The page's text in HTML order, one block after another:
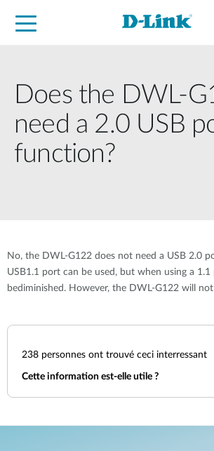
Does the DWL-
need a 2.0 USB
function?
No, the DWL-G122 does not need a USB 2.0
USB1.1 port can be used, but when using a
bediminished. However, the DWL-G122 will
238 personnes ont trouvé ceci interressant
Cette information est-elle utile ?